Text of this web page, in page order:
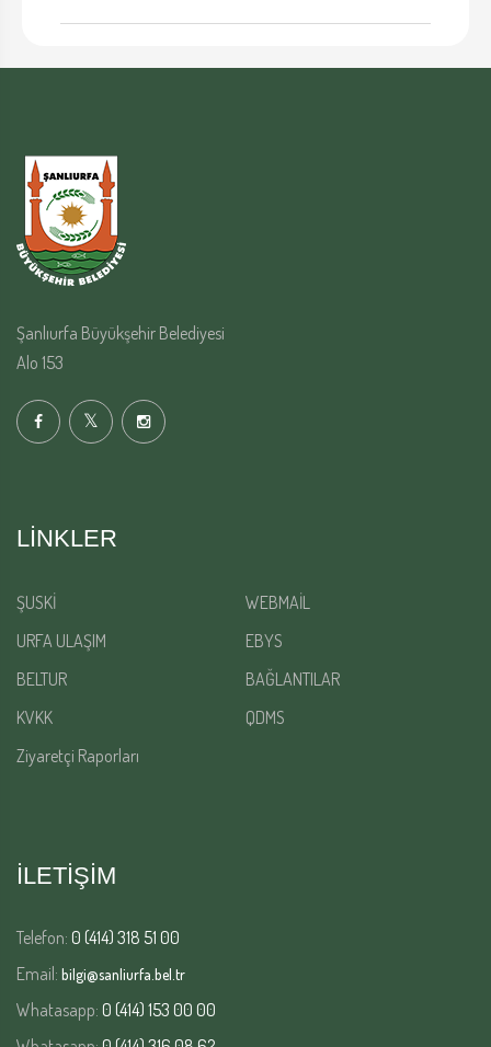
Şanlıurfa Büyükşehir Belediyesi
Alo 153
LINKLER
ŞUSKİ
WEBMAİL
URFA ULAŞIM
EBYS
BELTUR
BAĞLANTILAR
KVKK
QDMS
Ziyaretçi Raporları
İLETİŞİM
Telefon: 0 (414) 318 51 00
Email: bilgi@sanliurfa.bel.tr
Whatasapp: 0 (414) 153 00 00